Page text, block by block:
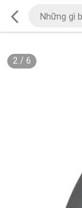
2/ 6